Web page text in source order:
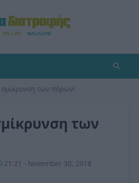
σμίκρυνση των πόρων!
των
21:21 - November 30, 2018